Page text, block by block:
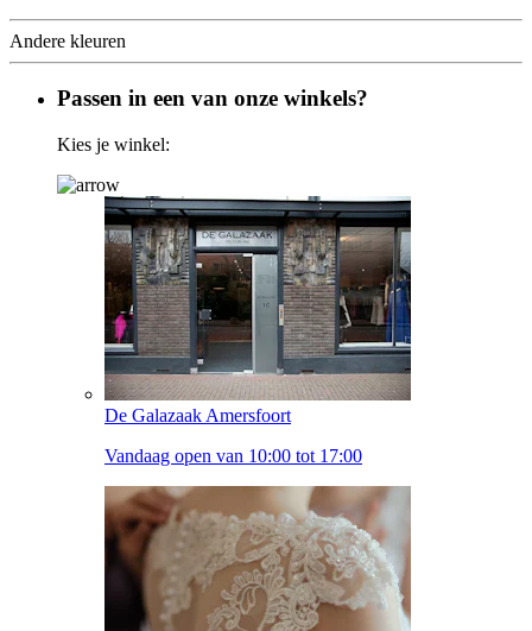
Andere kleuren
Passen in een van onze winkels?
Kies je winkel:
De Galazaak Amersfoort
Vandaag open van 10:00 tot 17:00